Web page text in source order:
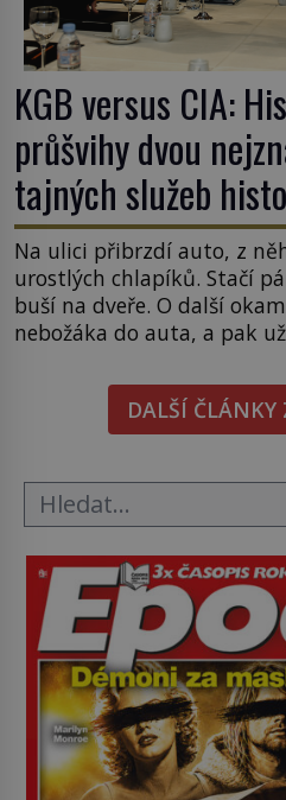
KGB versus CIA:
průšvihy dvou
tajných služeb
Na ulici přibrzdí auto, z
urostlých chlapíků. Stačí
buší na dveře. O další
nebožáka do auta, a pak
Jako sourozenci, kteří si
Neustále se předhání v
DALŠÍ ČLÁNKY